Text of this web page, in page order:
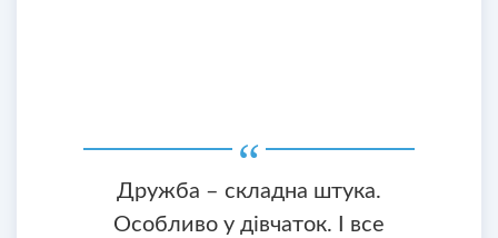
Дружба – складна штука.
Особливо у дівчаток. І все